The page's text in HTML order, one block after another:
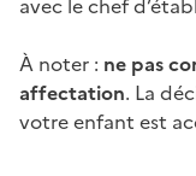
avec le chef
À noter : ne pas
affectation. La
votre enfant est